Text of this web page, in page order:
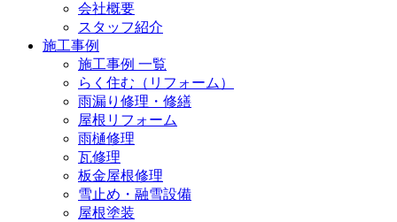
会社概要
スタッフ紹介
施工事例
施工事例 一覧
らく住む（リフォーム）
雨漏り修理・修繕
屋根リフォーム
雨樋修理
瓦修理
板金屋根修理
雪止め・融雪設備
屋根塗装